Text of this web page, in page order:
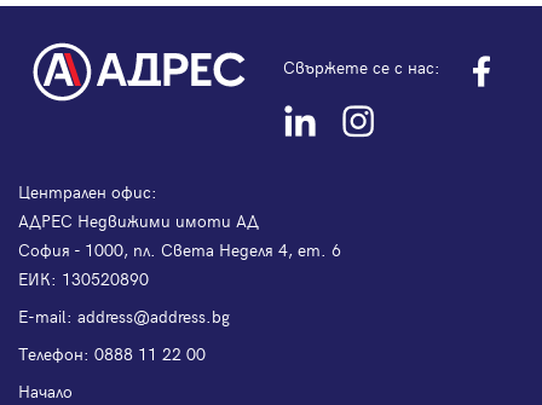
Свържете се с нас:
Централен офис:
АДРЕС Недвижими имоти АД
София - 1000, пл. Света Неделя 4, ет. 6
ЕИК: 130520890
Е-mail: address@address.bg
Телефон: 0888 11 22 00
Начало